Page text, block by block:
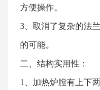
方便操作。
3、取消了复杂的法
的可能。
二、结构实用性：
1、加热炉膛有上下